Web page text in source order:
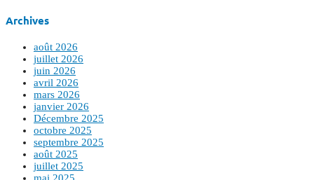
Archives
août 2026
juillet 2026
juin 2026
avril 2026
mars 2026
janvier 2026
Décembre 2025
octobre 2025
septembre 2025
août 2025
juillet 2025